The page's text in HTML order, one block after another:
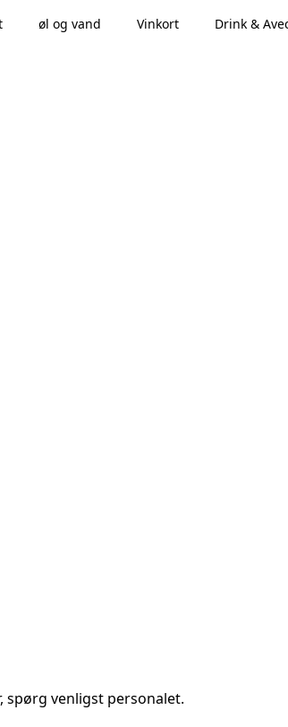
øl og vand Vinkort Drink &
venligst personalet.